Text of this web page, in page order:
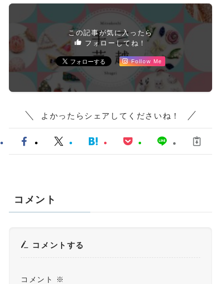
この記事が気に入ったら
フォローしてね！
Follow Me
よかったらシェアしてくださいね！
コメント
コメントする
コメント ※